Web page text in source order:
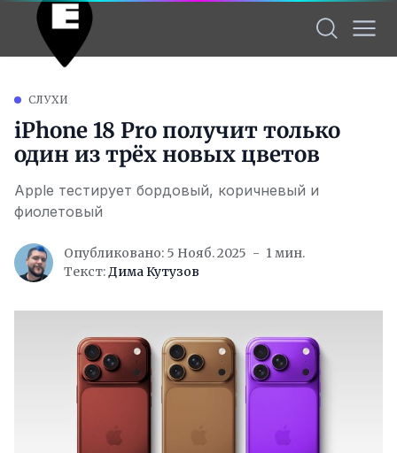
СЛУХИ
iPhone 18 Pro получит только
один из трёх новых цветов
Apple тестирует бордовый, коричневый и
фиолетовый
Опубликовано: 5 Нояб. 2025
1 мин.
Текст:Дима Кутузов